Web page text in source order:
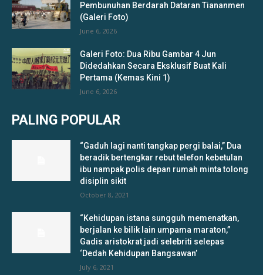
Pembunuhan Berdarah Dataran Tiananmen
(Galeri Foto)
June 6, 2026
Galeri Foto: Dua Ribu Gambar 4 Jun
Didedahkan Secara Eksklusif Buat Kali
Pertama (Kemas Kini 1)
June 6, 2026
PALING POPULAR
“Gaduh lagi nanti tangkap pergi balai,” Dua
beradik bertengkar rebut telefon kebetulan
ibu nampak polis depan rumah minta tolong
disiplin sikit
October 8, 2021
“Kehidupan istana sungguh memenatkan,
berjalan ke bilik lain umpama maraton,”
Gadis aristokrat jadi selebriti selepas
‘Dedah Kehidupan Bangsawan’
July 6, 2021